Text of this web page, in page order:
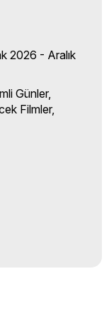
2026 - Aralık
Günler,
Filmler,